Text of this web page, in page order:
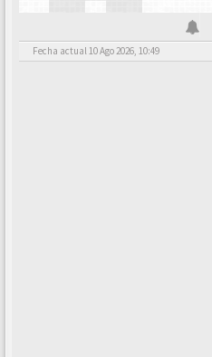
Fecha actual 10 Ago 2026, 10:49